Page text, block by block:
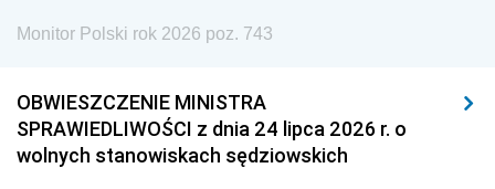
Monitor Polski rok 2026 poz. 743
OBWIESZCZENIE MINISTRA
SPRAWIEDLIWOŚCI z dnia 24 lipca 2026 r. o
wolnych stanowiskach sędziowskich